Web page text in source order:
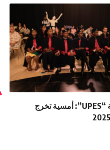
الجامعة الخاصة “UPES”: أمسية تخرج